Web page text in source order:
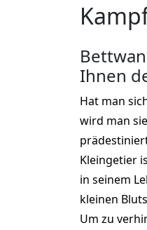
Ihnen
Hat man
wird man
Kleingetier
in seinem
kleinen
Um zu